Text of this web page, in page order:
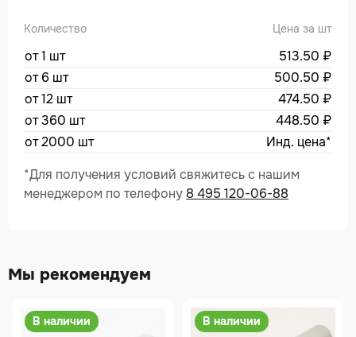
Количество Цена за шт
от 1 шт 513.50 ₽
от 6 шт
500.50 ₽
от 12 шт
474.50 ₽
от 360 шт
448.50 ₽
от 2000 шт
Инд. цена*
*Для получения условий свяжитесь с нашим
менеджером по телефону 8 495 120-06-88
Мы рекомендуем
В наличии В наличии